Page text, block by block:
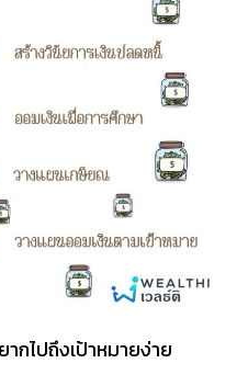
ากไปถึงเป้าหมายง่าย